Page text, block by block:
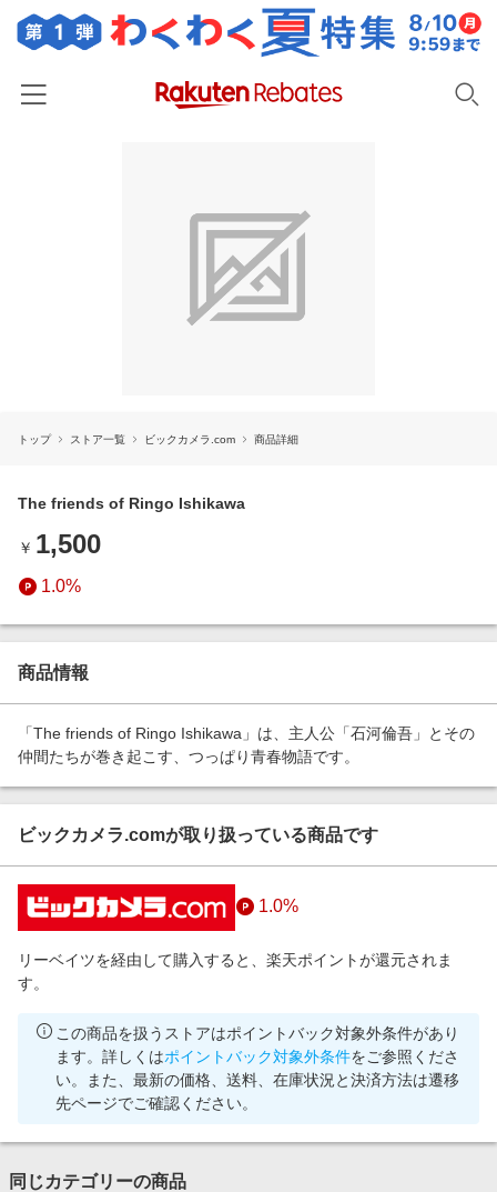
ファッション・インナー・小物
キッズ・ベビー用品
エンタメ
スポーツ・アウトドア・ゴルフ
インテリア・寝具
ペット・花・DIY・車
金融・マネー・保険
デジタルコンテンツ
ビジネス・その他サービス
電子書籍特集
旅行特集
お中元特集2026
わくわく夏特集
とことん買い物チャレンジ
Apple公式サイト×楽天カード分割払い
Qoo10メガポ
トップ ストア一覧 ビックカメラ.com 商品詳細
The friends of Ringo Ishikawa
￥ 1,500
1.0%
商品情報
「The friends of Ringo Ishikawa」は、主人公「石河倫吾」とその
仲間たちが巻き起こす、つっぱり青春物語です。
ビックカメラ.comが取り扱っている商品です
1.0%
リーベイツを経由して購入すると、楽天ポイントが還元されま
す。
この商品を扱うストアはポイントバック対象外条件があり
ます。詳しくはポイントバック対象外条件をご参照くださ
い。また、最新の価格、送料、在庫状況と決済方法は遷移
先ページでご確認ください。
同じカテゴリーの商品